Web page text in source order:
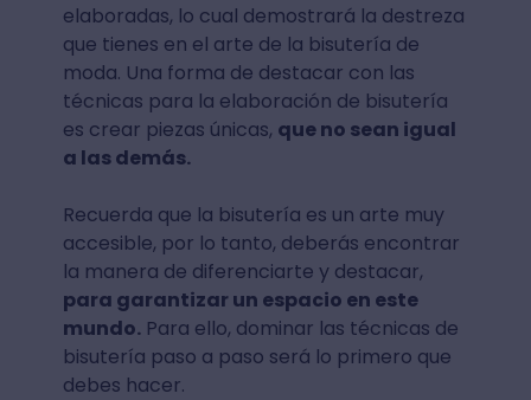
elaboradas, lo cual demostrará la destreza
que tienes en el arte de la bisutería de
moda. Una forma de destacar con las
técnicas para la elaboración de bisutería
es crear piezas únicas, que no sean igual
a las demás.
Recuerda que la bisutería es un arte muy
accesible, por lo tanto, deberás encontrar
la manera de diferenciarte y destacar,
para garantizar un espacio en este
mundo.Para ello, dominar las técnicas de
bisutería paso a paso será lo primero que
debes hacer.